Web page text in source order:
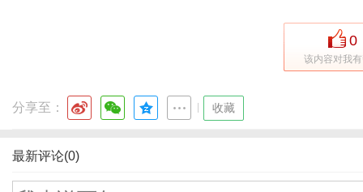
0
该内容对我
分享至： 收藏
最新评论(0)